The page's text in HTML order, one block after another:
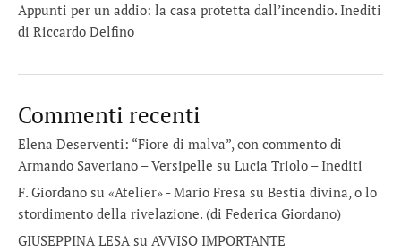
Appunti per un addio: la casa protetta dall’incendio. Inediti
di Riccardo Delfino
Commenti recenti
Elena Deserventi: “Fiore di malva”, con commento di
Armando Saveriano – Versipelle su Lucia Triolo – Inediti
F. Giordano su «Atelier» - Mario Fresa su Bestia divina, o lo
stordimento della rivelazione. (di Federica Giordano)
GIUSEPPINA LESAsu AVVISO IMPORTANTE